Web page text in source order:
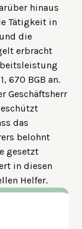
hinaus
Tätigkeit in
die
erbracht
670 BGB an.
Geschäftsherr
das
belohnt
gesetzt
in diesen
Helfer.